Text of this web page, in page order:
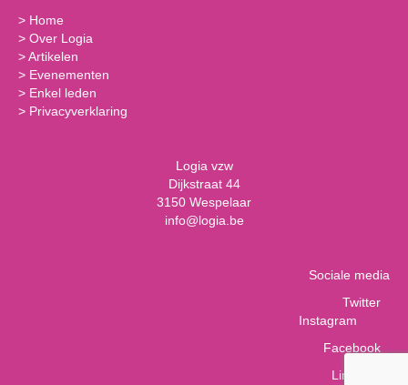
> Home
> Over Logia
>Artikelen
> Evenementen
> Enkel leden
> Privacyverklaring
Logia vzw
Dijkstraat 44
3150 Wespelaar
info@logia.be
Sociale media
Twitter
Instagram
Facebook
LinkedIn